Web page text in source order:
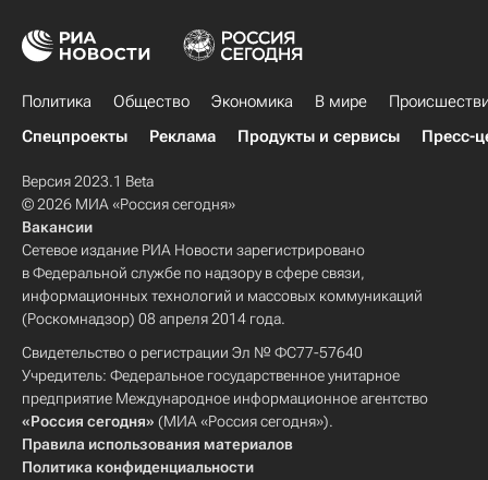
Политика Общество Экономика В мире
Спецпроекты
Реклама Продукты и сервисы Пресс-
Версия 2023.1 Beta
© 2026 МИА «Россия сегодня»
Вакансии
Сетевое издание РИА Новости зарегистрировано
в Федеральной службе по надзору в сфере связи,
информационных технологий и массовых коммуникаций
(Роскомнадзор) 08 апреля 2014 года.
Свидетельство о регистрации Эл № ФС77-57640
Учредитель: Федеральное государственное унитарное
предприятие Международное информационное агентство
«Россия сегодня» (МИА «Россия сегодня»).
Правила использования материалов
Политика конфиденциальности